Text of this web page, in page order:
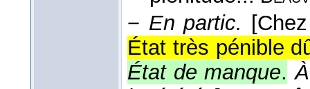
− En partic.
État très pénible
État de manque.